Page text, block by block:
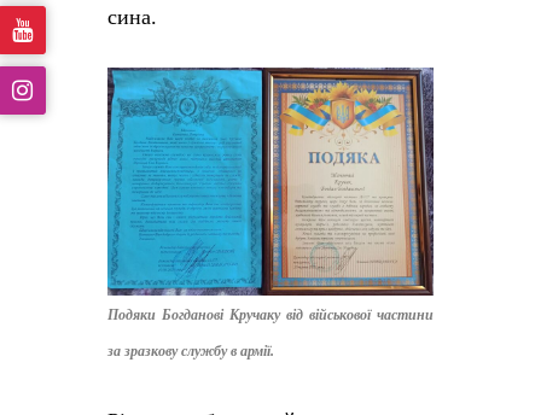
сина.
Подяки Богданові Кручаку від військової частини
за зразкову службу в армії.